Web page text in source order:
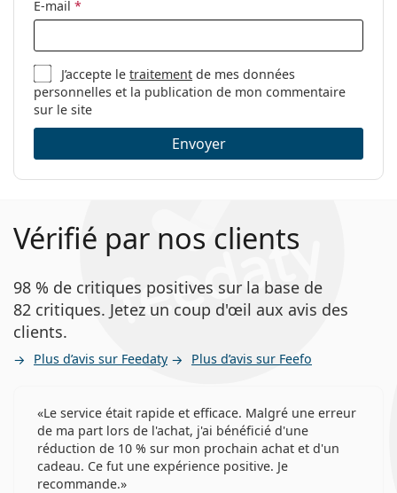
E-mail *
J’accepte letraitement de mes données
personnelles et la publication de mon commentaire
sur le site
Envoyer
Vérifié par nos clients
98 % de critiques positives sur la base de
82 critiques. Jetez un coup d'œil aux avis des
clients.
Plus d’avis sur Feedaty Plus d’avis sur Feefo
Le service était rapide et efficace. Malgré une erreur
de ma part lors de l'achat, j'ai bénéficié d'une
réduction de 10 % sur mon prochain achat et d'un
cadeau. Ce fut une expérience positive. Je
recommande.